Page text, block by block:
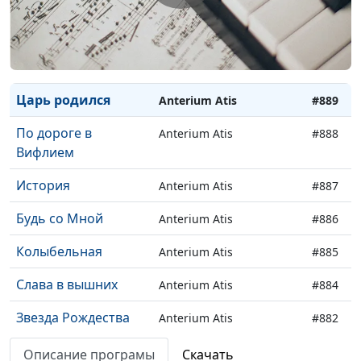
Как вожделенны
жилища Твои,
Господи
Московский камерный
хор CREDO
Царь родился Anterium Atis #889
По дороге в
Вифлием
Anterium Atis #888
История Anterium Atis #887
Будь со Мной Anterium Atis #886
Колыбельная Anterium Atis #885
Слава в вышних Anterium Atis #884
Звезда Рождества Anterium Atis #882
Через года я к Тебе
Невидимые руки,
Описание програмы Скачать